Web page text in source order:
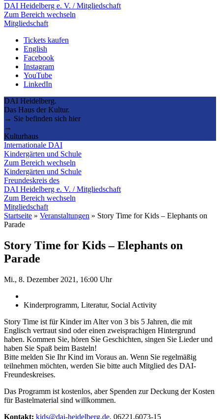
DAI Heidelberg e. V. / Mitgliedschaft
Zum Bereich wechseln
Mitgliedschaft
Tickets kaufen
English
Facebook
Instagram
YouTube
LinkedIn
DAI Heidelberg.
Das Haus der Kultur.
→ Sie befinden sich hier
→
Kulturhaus
Internationale DAI
Kindergärten und Schule
Zum Bereich wechseln
Kindergärten und Schule
Freundeskreis des
DAI Heidelberg e. V. / Mitgliedschaft
Zum Bereich wechseln
Mitgliedschaft
Startseite » Veranstaltungen » Story Time for Kids – Elephants on
Parade
Story Time for Kids – Elephants on
Parade
Mi., 8. Dezember 2021, 16:00 Uhr
Kinderprogramm, Literatur, Social Activity
Story Time ist für Kinder im Alter von 3 bis 5 Jahren, die mit
Englisch vertraut sind oder einen zweisprachigen Hintergrund
haben. Kommen Sie, hören Sie Geschichten, singen Sie Lieder und
haben Sie Spaß beim Basteln!
Bitte melden Sie Ihr Kind im Voraus an. Wenn Sie regelmäßig
teilnehmen möchten, werden Sie bitte auch Mitglied des DAI-
Freundeskreises.
Das Programm ist kostenlos, aber Spenden zur Deckung der Kosten
für Bastelmaterial sind willkommen.
Kontakt: kids@dai-heidelberg.de, 06221.6073-15